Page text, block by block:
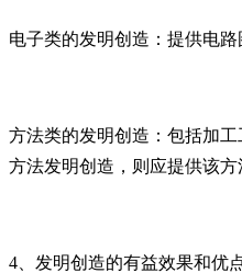
电⼦类的发明创造：提供电
⽅法类的发明创造：包括加
⽅法发明创造，则应提供该
4、发明创造的有益效果和优